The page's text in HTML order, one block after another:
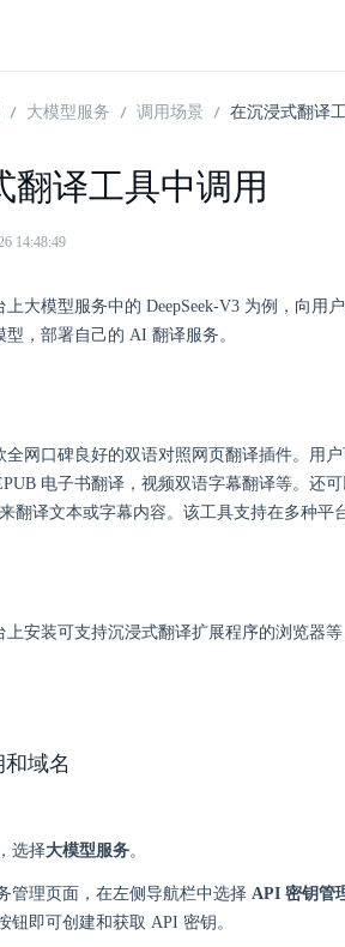
大模型服务 调用场景 在沉浸式翻译
翻译工具中调用
14:48:49
大模型服务中的 DeepSeek-V3 为例，向用
，部署自己的 AI 翻译服务。
全网口碑良好的双语对照网页翻译插件。用
电子书翻译，视频双语字幕翻译等。还
翻译文本或字幕内容。该工具支持在多种平
安装可支持沉浸式翻译扩展程序的浏览器等
域名
选择大模型服务。
管理页面，在左侧导航栏中选择 API 密钥管
钮即可创建和获取 API 密钥。